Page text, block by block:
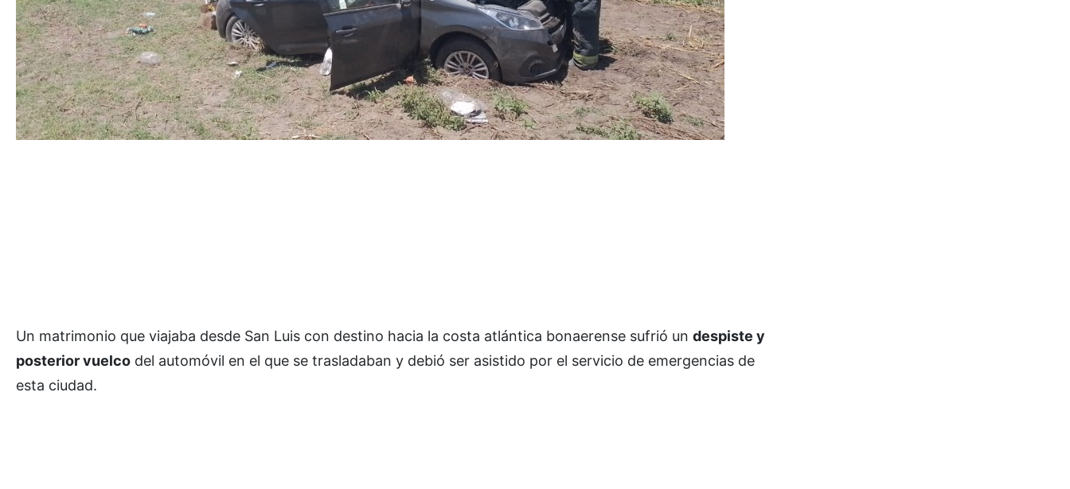
Un matrimonio que viajaba desde San Luis con destino hacia la costa atlántica bonaerense sufrió un despiste y
posterior vuelco del automóvil en el que se trasladaban y debió ser asistido por el servicio de emergencias de
esta ciudad.